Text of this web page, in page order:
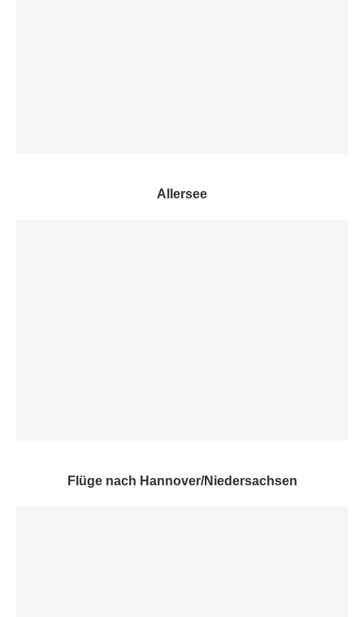
Allersee
Flüge nach Hannover/Niedersachsen